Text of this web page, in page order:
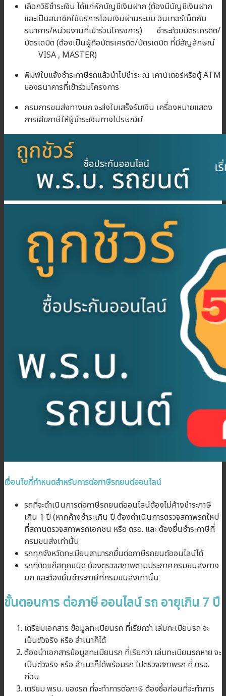
เลือกวิธีชำระเงิน ได้แก่หักบัญชีเงินฝาก (ต้องมีบัญชีเงินฝาก
และเป็นสมาชิกใช้บริการโอนเงินผ่านระบบ อินเทอร์เน็ตกับ
ธนาคาร/หน่วยงานที่เข้าร่วมโครงการ) ชำระด้วยบัตรเครดิต/
บัตรเดบิต (ต้องเป็นผู้ถือบัตรเครดิต/บัตรเดบิต ที่มีสัญลักษณ์
VISA , MASTER)
พิมพ์ใบแจ้งชำระภาษีรถแล้วนำไปชำระ ณ เคาน์เตอร์หรือตู้ ATM
ของธนาคารที่เข้าร่วมโครงการ
กรมการขนส่งทางบก จะส่งใบเสร็จรับเงิน เครื่องหมายแสดง
การเสียภาษีให้ผู้ชำระเงินทางไปรษณีย์
เงื่อนไขที่กำหนดสำหรับการต่อภาษีรถยนต์ออนไลน์
รถที่จะดำเนินการต่อภาษีรถยนต์ออนไลน์ต้องไม่ค้างชำระภาษี
เกิน 1 ปี (หากค้างชำระเกิน ปี ต้องดำเนินการตรวจสภาพรถใหม่
ที่สถานตรวจสภาพรถเอกชน หรือ ตรอ. และ ต้องยื่นชำระภาษีที่
กรมขนส่งเท่านั้น
รถทุกจังหวัดทะเบียนสามารถยื่นต่อภาษีรถยนต์ออนไลน์ได้
รถที่ติดแก๊สทุกชนิด ต้องตรวจสภาพตามประกาศกรมขนส่งทาง
บก และต้องยื่นชำระภาษีที่กรมขนส่งเท่านั้น
ขั้นตอนการ ต่อภาษี ออนไลน์ รถ อายุเกิน 7 ปี
เตรียมเอกสาร ข้อมูลทะเบียนรถ ที่เรียกว่า เล่มทะเบียนรถ จะ
เป็นตัวจริง หรือ สำเนาก็ได้
ต้องนำเอกสารข้อมูลทะเบียนรถ ที่เรียกว่า เล่มทะเบียนรถหาย จะ
เป็นตัวจริง หรือ สำเนาก็ได้พร้อมรถ ไปตรวจสภาพรถ ที่ ตรอ.
ก่อน
เตรียม พรบ. ของรถ ที่จะทำการต่อภาษี ต้องซื้อก่อนที่จะทำการ